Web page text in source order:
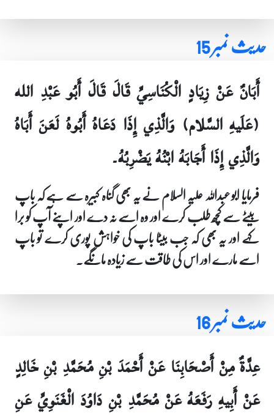
حدیث نمبر 15
أَبَانٌ عَنْ زِيَادٍ الْكُنَاسِيِّ قَالَ قَالَ أَبُو عَبْدِ الله
(عَلَيهِ السَّلام) وَالَّذِي إِذَا دَعَاهُ أَبُوهُ لَعَنَ أَبَاهُ
وَالَّذِي إِذَا أَجَابَهُ ابْنُهُ يَضْرِبُهُ۔
فرمایا ابو عبداللہ علیہ السلام نے یہ بھی گناہ کبیرہ سے ہے کہ باپ
بیٹے سے کچھ طلب کرے اور وہ اسے نہ دے اور اپنے آپ کو برا
کہے اور یہ بھی کہ جب بیٹا باپ کی خواہش پوری کرے تو باپ
اسے مارے اور اس کی طاقت سے زیادہ مانگے۔
حدیث نمبر 16
عِدَّةٌ مِنْ أَصْحَابِنَا عَنْ أَحْمَدَ بْنِ مُحَمَّدِ بْنِ خَالِدٍ
عَنْ أَبِيهِ رَفَعَهُ عَنْ مُحَمَّدِ بْنِ دَاوُدَ الْغَنَوِيِّ عَنِ